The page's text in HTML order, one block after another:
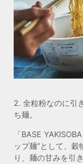
2. 全粒粉なのに引
ち麺。
「BASE
ップ麺”として、
り、麺の甘みを引